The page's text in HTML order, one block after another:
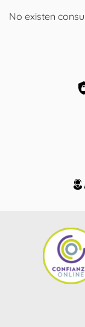
No existen